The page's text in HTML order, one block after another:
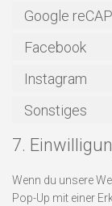
Google
Facebook
Instagram
Sonstiges
7.
Wenn du unsere
Pop-Up mit einer